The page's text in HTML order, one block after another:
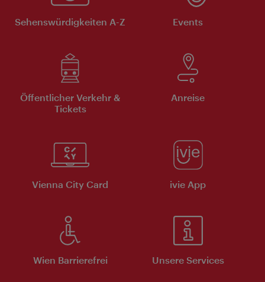
Sehenswürdigkeiten A-Z Events
Öffentlicher Verkehr &
Tickets
Anreise
Vienna City Card ivie App
Wien Barrierefrei Unsere Services